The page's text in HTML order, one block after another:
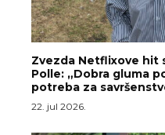
Zvezda Netflixove hit
Polle: „Dobra gluma
potreba za
22. jul 2026.